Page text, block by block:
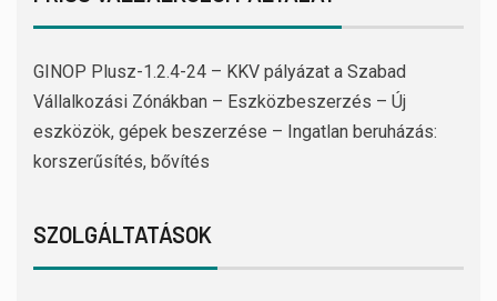
GINOP Plusz-1.2.4-24 – KKV pályázat a Szabad
Vállalkozási Zónákban – Eszközbeszerzés – Új
eszközök, gépek beszerzése – Ingatlan beruházás:
korszerűsítés, bővítés
SZOLGÁLTATÁSOK